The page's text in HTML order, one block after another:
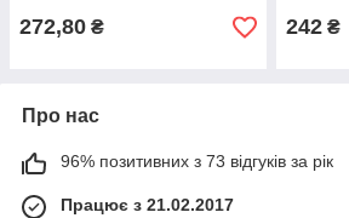
272,80 ₴ 242 ₴
Про нас
96% позитивних з 73 відгуків за рік
Працює з 21.02.2017